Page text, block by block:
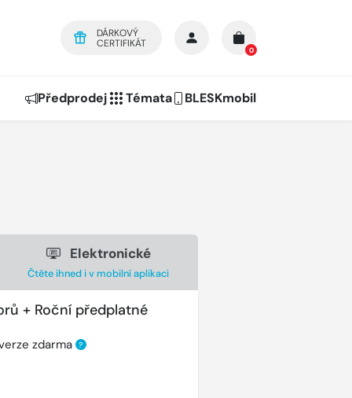
DÁRKOVÝ
CERTIFIKÁT
0
Předprodej Témata BLESKmobil
Elektronické
Čtěte ihned i v mobilní aplikaci
+ Roční předplatné
zdarma ?